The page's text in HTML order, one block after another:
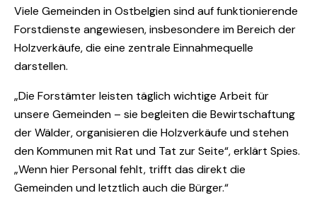
Viele Gemeinden in Ostbelgien sind auf funktionierende
Forstdienste angewiesen, insbesondere im Bereich der
Holzverkäufe, die eine zentrale Einnahmequelle
darstellen.
„Die Forstämter leisten täglich wichtige Arbeit für
unsere Gemeinden – sie begleiten die Bewirtschaftung
der Wälder, organisieren die Holzverkäufe und stehen
den Kommunen mit Rat und Tat zur Seite“, erklärt Spies.
„Wenn hier Personal fehlt, trifft das direkt die
Gemeinden und letztlich auch die Bürger.“